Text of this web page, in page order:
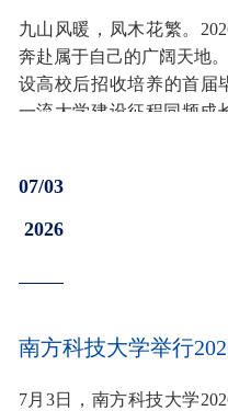
九山风暖，凤木花繁。
奔赴属于自己的广阔天地
设高校后招收培养的首届
一流大学建设征程同频成
业一线施展才干；有人向
育、志愿服务和国防建设
07/03
2026
7月3日，南方科技大学